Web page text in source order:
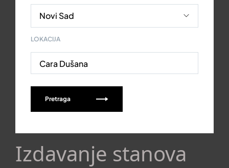
LOKACIJA
Cara Dušana
Pretraga
Izdavanje stanova